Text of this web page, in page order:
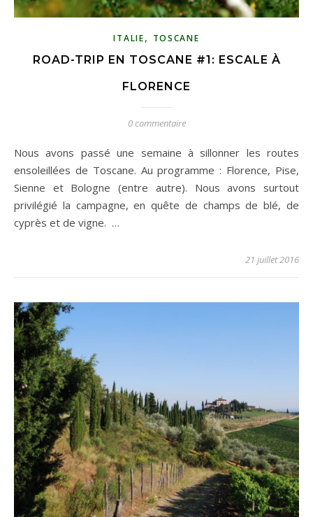
ITALIE, TOSCANE
ROAD-TRIP EN TOSCANE #1: ESCALE À
FLORENCE
0 commentaire
Nous avons passé une semaine à sillonner les routes
ensoleillées de Toscane. Au programme : Florence, Pise,
Sienne et Bologne (entre autre). Nous avons surtout
privilégié la campagne, en quête de champs de blé, de
cyprès et de vigne. …
21 juillet 2016